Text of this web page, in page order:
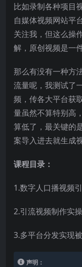
比如录制各种项目
自媒体视频网站平
关注我，但这么操
解，原创视频是一
那么有没有一种方
流量呢，我测试了
频，传各大平台获
量虽然不算特别高
算低了，最关键的
案导入进去就生成
课程目录：
1.数字人口播视频
2.引流视频制作实
3.多平台分发实现
声明：